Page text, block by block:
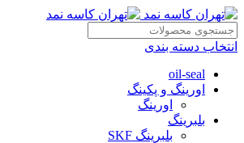
انتخاب دسته بندی
oil-seal
اورینگ و پکینگ
اورینگ
بلبرینگ
بلبرینگ SKF